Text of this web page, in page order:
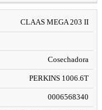
CLAAS MEGA 203 II
Cosechadora
PERKINS 1006.6T
0006568340